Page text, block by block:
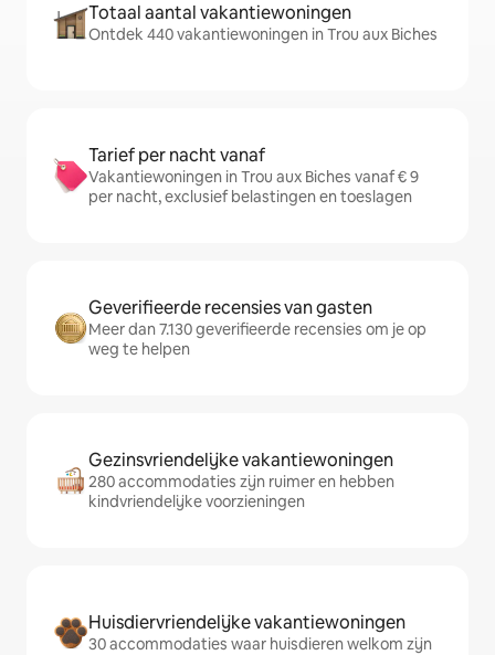
Totaal aantal vakantiewoningen
Ontdek 440 vakantiewoningen in Trou aux Biches
Tarief per nacht vanaf
Vakantiewoningen in Trou aux Biches vanaf € 9
per nacht, exclusief belastingen en toeslagen
Geverifieerde recensies van gasten
Meer dan 7.130 geverifieerde recensies om je op
weg te helpen
Gezinsvriendelijke vakantiewoningen
280 accommodaties zijn ruimer en hebben
kindvriendelijke voorzieningen
Huisdiervriendelijke vakantiewoningen
30 accommodaties waar huisdieren welkom zijn